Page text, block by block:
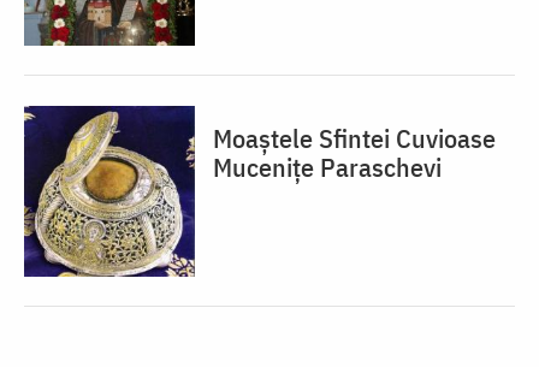
Moaștele Sfintei Cuvioase
Mucenițe Paraschevi